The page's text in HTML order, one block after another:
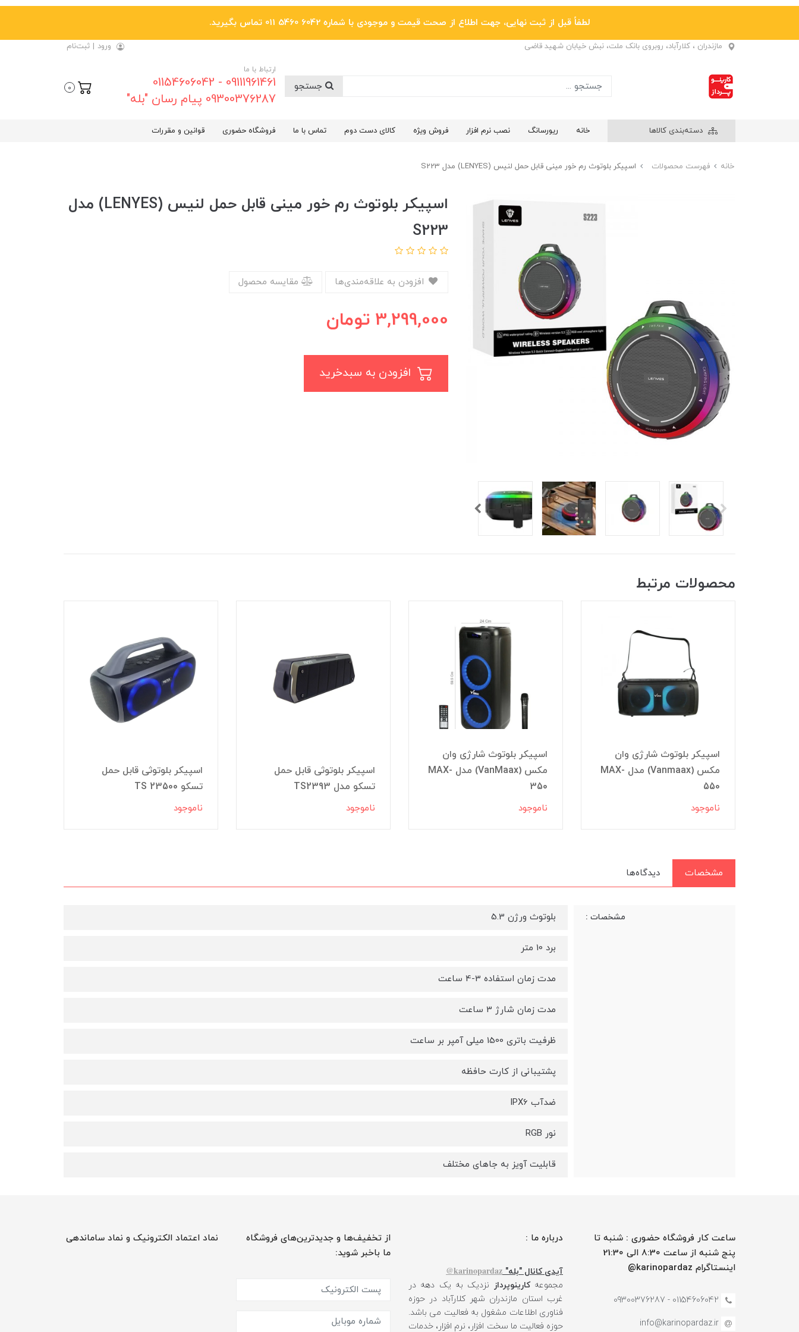
لطفاً قبل از ثبت نهایی، جهت اطلاع از صحت قیمت و موجودی با شماره 6042 5460 011 تماس بگیرید.
مازندران ، کلارآباد، روبروی بانک ملت، نبش خیابان شهید قاضی ورود | ثبت‌نام
ارتباط با ما
09111961461 - 01154606042
09300376287 پیام رسان "بله"
0
دسته‌بندی کالاها خانه ریورسانگ نصب نرم افزار فروش ویژه کالای دست دوم تماس با ما فروشگاه حضوری قوانین و مقررات
خانه فهرست محصولات اسپیکر بلوتوث رم خور مینی قابل حمل لنیس (LENYES) مدل S223
اسپیکر بلوتوث رم خور مینی قابل حمل لنیس (LENYES) مدل
S223
مقایسه محصول
3,299,000 تومان
محصولات مرتبط
اسپیکر بلوتوث شارژی وان
مکس (Vanmaax) مدل MAX-
550
ناموجود
اسپیکر بلوتوث شارژی وان
مکس (VanMaax) مدل MAX-
350
ناموجود
اسپیکر بلوتوثی قابل حمل
تسکو مدل TS2393
ناموجود
اسپیکر بلوتوثی قابل حمل
تسکو TS 23500
ناموجود
مشخصات دیدگاه‌ها
مشخصات : بلوتوث ورژن 5.3
برد 10 متر
مدت زمان استفاده 3-4 ساعت
مدت زمان شارژ 3 ساعت
ظرفیت باتری 1500 میلی آمپر بر ساعت
پشتیبانی از کارت حافظه
ضدآب IPX6
نور RGB
قابلیت آویز به جاهای مختلف
ساعت کار فروشگاه حضوری : شنبه تا
پنج شنبه از ساعت 8:30 الی 21:30
اینستاگرام karinopardaz@
01154606042 - 09300376287
info@karinopardaz.ir
درباره ما :
آیدی کانال "بله" karinopardaz@
مجموعهکارینوپرداز نزدیک به یک دهه در
غرب استان مازندران شهر کلارآباد در حوزه
فناوری اطلاعات مشغول به فعالیت می باشد.
حوزه فعالیت ما سخت افزار، نرم افزار، خدمات
از تخفیف‌ها و جدیدترین‌های فروشگاه
ما باخبر شوید:
نماد اعتماد الکترونیک و نماد ساماندهی